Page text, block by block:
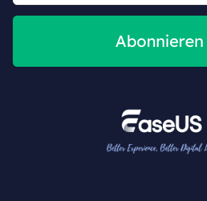
Abonnieren